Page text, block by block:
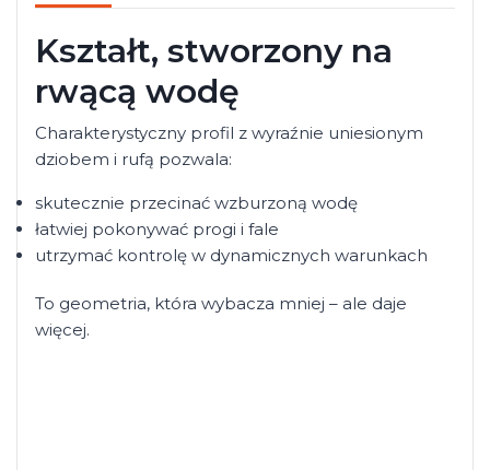
Kształt, stworzony na
rwącą wodę
Charakterystyczny profil z wyraźnie uniesionym
dziobem i rufą pozwala:
skutecznie przecinać wzburzoną wodę
łatwiej pokonywać progi i fale
utrzymać kontrolę w dynamicznych warunkach
To geometria, która wybacza mniej – ale daje
więcej.